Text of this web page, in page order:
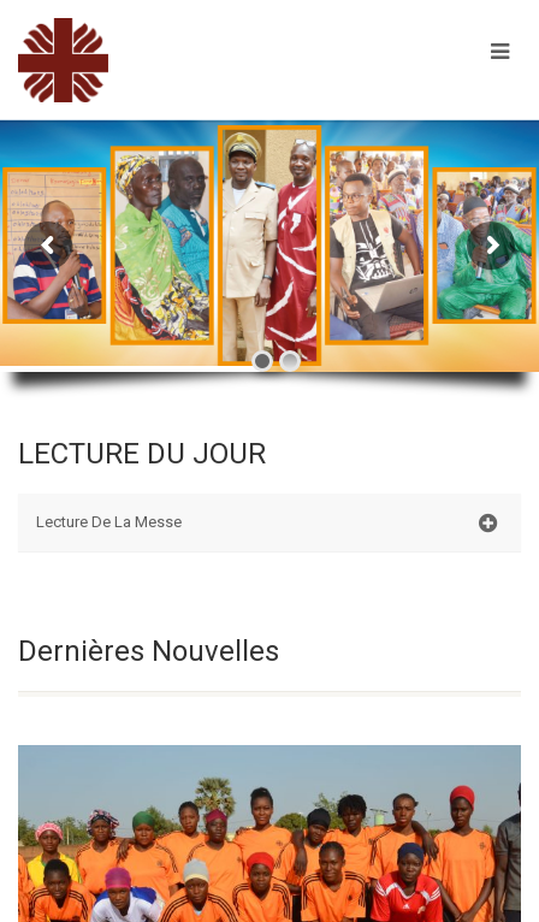
LECTURE DU JOUR
Lecture De La Messe
18° Semaine Du
Temps Ordinaire
Dernières Nouvelles